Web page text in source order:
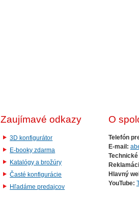
Zaujímavé odkazy
3D konfigurátor
E-booky zdarma
Katalógy a brožúry
Časté konfigurácie
Hľadáme predajcov
O
Telefón
E-mail:
Hlavný
YouTube: